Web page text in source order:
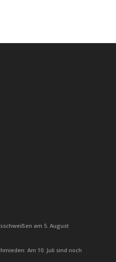
am 5. August
Am 10. Juli sind noch